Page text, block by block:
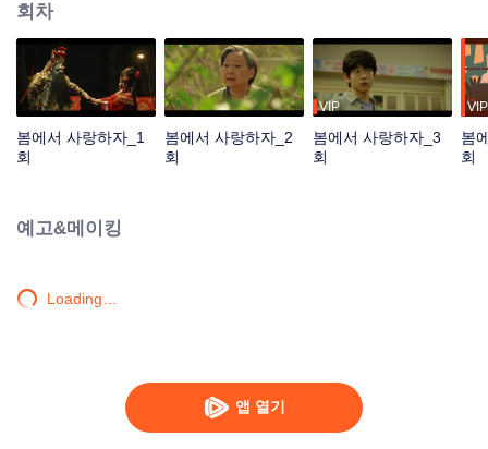
앱 열기
존중하면서 "완벽하지 않은" 서로를 사랑으로 치유한다.
회차
봄에서 사랑하자_1
회
봄에서 사랑하자_2
회
VIP
봄에서 사랑하자_3
회
VIP
봄
회
예고&메이킹
Loading…